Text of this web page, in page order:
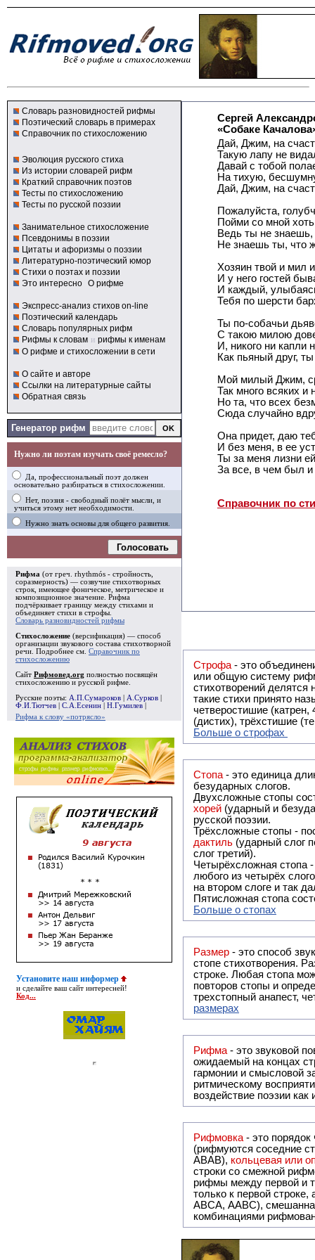
Словарь разновидностей рифмы
Поэтический словарь в примерах
Справочник по стихосложению
Эволюция русского стиха
Из истории словарей рифм
Краткий справочник поэтов
Тесты по стихосложению
Тесты по русской поэзии
Занимательное стихосложение
Псевдонимы в поэзии
Цитаты и афоризмы о поэзии
Литературно-поэтический юмор
Стихи о поэтах и поэзии
Это интересно О рифме
Экспресс-анализ стихов on-line
Поэтический календарь
Словарь популярных рифм
Рифмы к словам и рифмы к именам
О рифме и стихосложении в сети
О сайте и авторе
Ссылки на литературные сайты
Обратная связь
Генератор рифм
Нужно ли поэтам изучать своё ремесло?
Да, профессиональный поэт должен
основательно разбираться в стихосложении.
Нет, поэзия - свободный полёт мысли, и
учиться этому нет необходимости.
Нужно знать основы для общего развития.
Голосовать
Рифма (от греч. rhythmós - стройность,
соразмерность) — созвучие стихотворных
строк, имеющее фоническое, метрическое и
композиционное значение. Рифма
подчёркивает границу между стихами и
объединяет стихи в строфы
Словарь разновидностей рифмы
Стихосложение (версификация) — способ
организации звукового состава стихотворной
речи. Подробнее см. Справочник по
стихосложению
Сайт Рифмовед.org полностью посвящён
стихосложению и русской рифме.
Русские поэты: А.П.Сумароков А.Сурков
Ф.И.Тютчев
С.А.Есенин Н.Гумилев
Рифма к слову «потрясло»
Установите наш информер
и сделайте ваш сайт интересней!
Код...
Сергей
«Собаке
Дай, Джим, на
Такую лапу не
Давай с тобой
На тихую,
Дай, Джим, на
Пожалуйста,
Пойми со мной
Ведь ты не знаешь,
Не знаешь ты, что
Хозяин твой и мил
И у него гостей
И каждый,
Тебя по шерсти
Ты по-собачьи
С такою милою
И, никого ни капли
Как пьяный друг,
Мой милый Джим,
Так много всяких и
Но та, что всех
Сюда случайно
Она придет, даю
И без меня, в ее
Ты за меня лизни
За все, в чем был и
Справочник по
Строфа - это объединение двух
или общую систему рифм, и регулярно или периодически
стихотворений делятся на строфы и т.о. являются строфическими.
такие стихи принято называть астрофическими. Самая популярная строфа в русской поэзии -
четверостишие
(дистих), трёхстишие
Больше о строфах
Стопа - это единица
безударных слогов.
Двухсложные стопы
хорей (ударный и
русской поэзии.
Трёхсложные стопы -
дактиль (ударный слог
слог третий).
Четырёхсложная стопа
любого из четырёх
на втором слоге и так
Пятисложная стопа
Больше о стопах
Размер - это способ
стопе стихотворения.
строке. Любая стопа
повторов стопы и
трехстопный анапест,
размерах
Рифма - это звуковой повтор, традиционно используемый в поэзии и, как
ожидаемый на концах
гармонии и смысловой
ритмическому
воздействие поэзии
Рифмовка - это
(рифмуются соседние
ABAB), кольцевая или
строки со смежной
рифмы между первой и
только к первой
ABCA, AABC), смешанная или вольная рифмовка (рифмовка в сложных строфах с различными
комбинациями